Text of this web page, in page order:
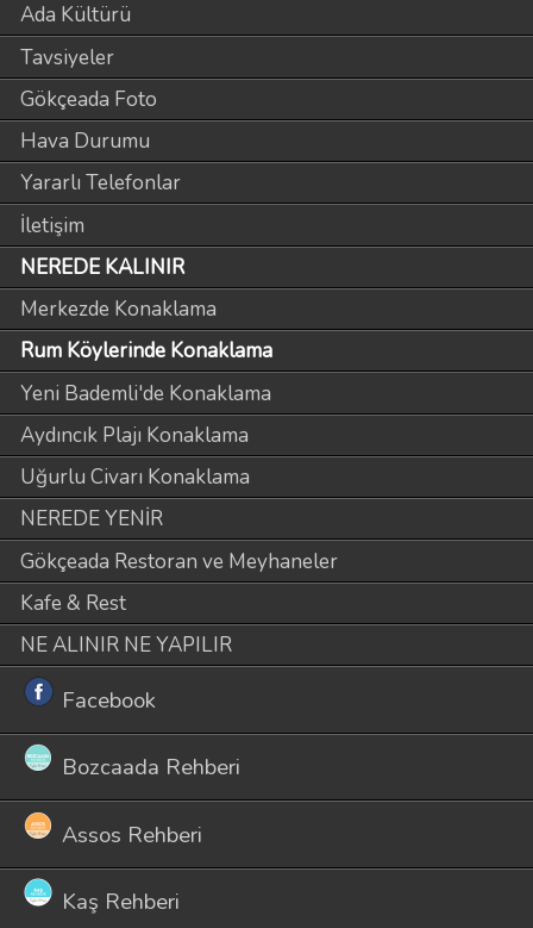
Ada Kültürü
Tavsiyeler
Gökçeada Foto
Hava Durumu
Yararlı Telefonlar
İletişim
NEREDE KALINIR
Merkezde Konaklama
Rum Köylerinde Konaklama
Yeni Bademli'de Konaklama
Aydıncık Plajı Konaklama
Uğurlu Civarı Konaklama
NEREDE YENİR
Gökçeada Restoran ve Meyhaneler
Kafe & Rest
NE ALINIR NE YAPILIR
Facebook
Bozcaada Rehberi
Assos Rehberi
Kaş Rehberi